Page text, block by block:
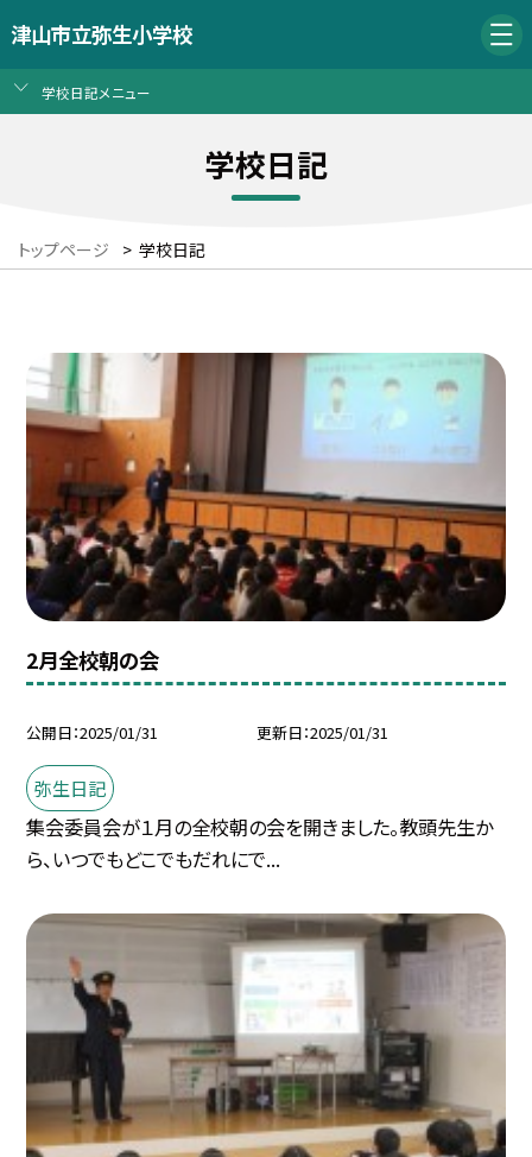
津山市立弥生小学校
学校日記メニュー
学校日記
トップページ > 学校日記
2月全校朝の会
公開日 2025/01/31 更新日 2025/01/31
弥生日記
集会委員会が１月の全校朝の会を開きました。教頭先生か
ら、いつでもどこでもだれにで...